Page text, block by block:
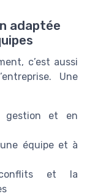
adaptée
c’est aussi
Une
gestion et en
équipe et à
et la